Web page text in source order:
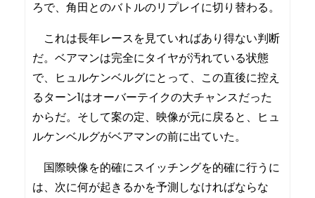
ろで、角田とのバトルのリプレイに切り替わる。
これは長年レースを見ていればあり得ない判断
だ。ベアマンは完全にタイヤが汚れている状態
で、ヒュルケンベルグにとって、この直後に控え
るターン1はオーバーテイクの大チャンスだった
からだ。そして案の定、映像が元に戻ると、ヒュ
ルケンベルグがベアマンの前に出ていた。
国際映像を的確にスイッチングを的確に行うに
は、次に何が起きるかを予測しなければならな